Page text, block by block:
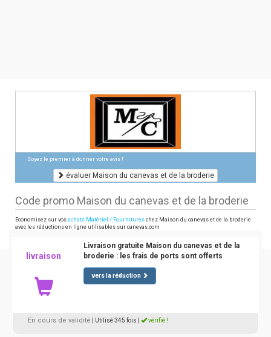
Soyez le premier à donner votre avis !
évaluer Maison du canevas et de la broderie
Code promo Maison du canevas et de la broderie
Economisez sur vos achats Matériel / Fournitures chez Maison du canevas et de la broderie
avec les réductions en ligne utilisables sur canevas.com
livraison
Livraison gratuite Maison du canevas et de la
broderie : les frais de ports sont offerts
vers la réduction
En cours de validité | Utilisé 345 fois vérifié !